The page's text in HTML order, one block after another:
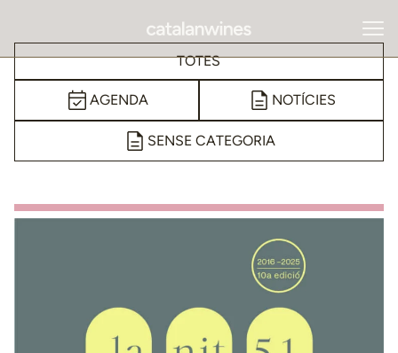
TOTES
AGENDA NOTÍCIES
SENSE CATEGORIA